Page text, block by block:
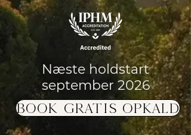
Næste holdstart
september 2026
BOOK GRATIS OPKALD